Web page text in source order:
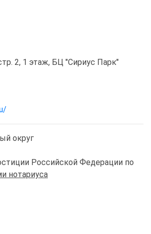
2, 1 этаж, БЦ "Сириус Парк"
округ
Российской Федерации по
нотариуса